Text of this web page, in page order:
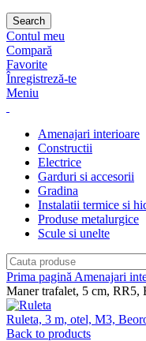
Search
Contul meu
Compară
Favorite
Înregistreză-te
Meniu
Amenajari interioare
Constructii
Electrice
Garduri si accesorii
Gradina
Instalatii termice si
Produse metalurgice
Scule si unelte
Prima pagină Amenajari
Maner trafalet, 5 cm, RR5,
Ruleta, 3 m, otel, M3,
Back to products